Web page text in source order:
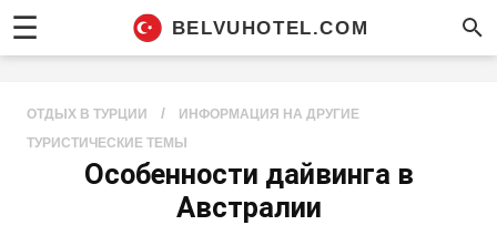
☰ BELVUHOTEL.COM
ОТДЫХ В ТУРЦИИ /
ИНФОРМАЦИЯ НА ДРУГИЕ
ТУРИСТИЧЕСКИЕ ТЕМЫ
Особенности дайвинга в
Австралии